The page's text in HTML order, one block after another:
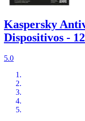
Kaspersky
Dispositivos -
5.0